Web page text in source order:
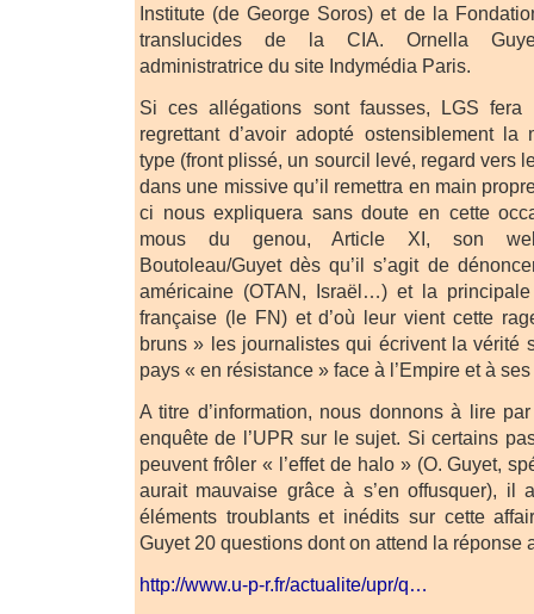
Institute (de George Soros) et de la
translucides de la CIA. Ornella
administratrice du site Indymédia Paris.
Si ces allégations sont fausses, LGS fera
regrettant d’avoir adopté ostensiblement la
type (front plissé, un sourcil levé, regard vers
dans une missive qu’il remettra en main
ci nous expliquera sans doute en cette
mous du genou, Article XI, son
Boutoleau/Guyet dès qu’il s’agit de
américaine (OTAN, Israël…) et la principale
française (le FN) et d’où leur vient cette
bruns » les journalistes qui écrivent la vérité
pays « en résistance » face à l’Empire et à
A titre d’information, nous donnons à lire
enquête de l’UPR sur le sujet. Si certains
peuvent frôler « l’effet de halo » (O. Guyet,
aurait mauvaise grâce à s’en offusquer), il
éléments troublants et inédits sur cette
Guyet 20 questions dont on attend la réponse
http://www.u-p-r.fr/actualite/upr/q…